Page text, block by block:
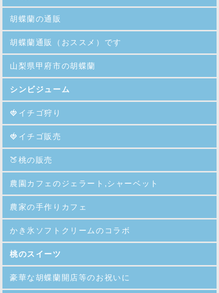
胡蝶蘭の通販
胡蝶蘭通販（おススメ）です
山梨県甲府市の胡蝶蘭
シンビジューム
🍓イチゴ狩り
🍓イチゴ販売
🍑 桃の販売
農園カフェのジェラート,シャーベット
農家の手作りカフェ
かき氷ソフトクリームのコラボ
桃のスイーツ
豪華な胡蝶蘭開店等のお祝いに